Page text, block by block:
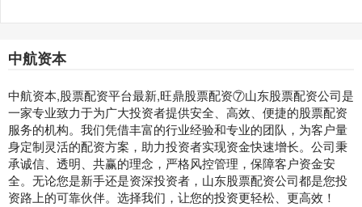
中航资本
中航资本,股票配资平台最新,旺鼎股票配资⑦山东股票配资公司是
一家专业致力于为广大投资者提供安全、高效、便捷的股票配资
服务的机构。我们凭借丰富的行业经验和专业的团队，为客户量
身定制灵活的配资方案，助力投资者实现资金快速增长。公司秉
承诚信、透明、共赢的理念，严格风控管理，保障客户资金安
全。无论您是新手还是资深投资者，山东股票配资公司都是您投
资路上的可靠伙伴。选择我们，让您的投资更轻松、更高效！